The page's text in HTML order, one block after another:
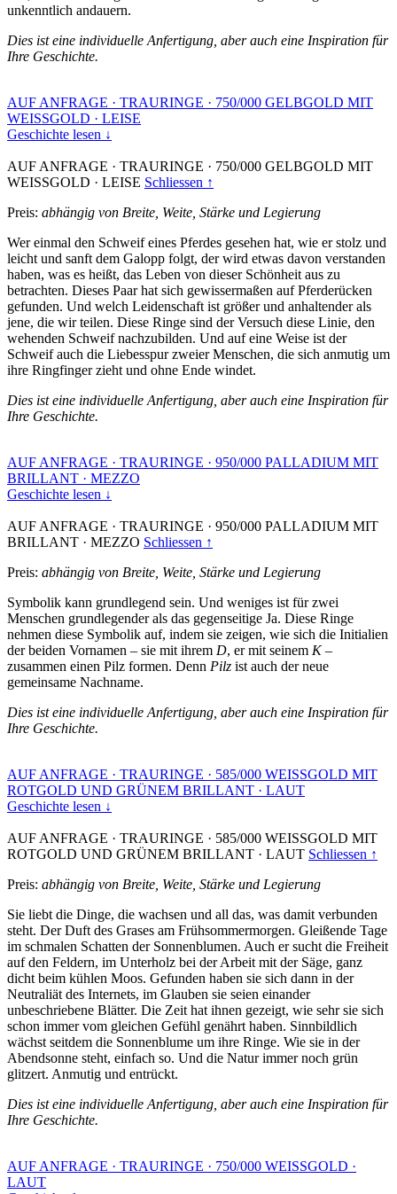
unkenntlich andauern.
Dies ist eine individuelle Anfertigung, aber auch eine Inspiration für
Ihre Geschichte.
AUF ANFRAGE · TRAURINGE · 750/000 GELBGOLD MIT
WEISSGOLD · LEISE
Geschichte lesen ↓
AUF ANFRAGE · TRAURINGE · 750/000 GELBGOLD MIT
WEISSGOLD · LEISE Schliessen ↑
Preis: abhängig von Breite, Weite, Stärke und Legierung
Wer einmal den Schweif eines Pferdes gesehen hat, wie er stolz und
leicht und sanft dem Galopp folgt, der wird etwas davon verstanden
haben, was es heißt, das Leben von dieser Schönheit aus zu
betrachten. Dieses Paar hat sich gewissermaßen auf Pferderücken
gefunden. Und welch Leidenschaft ist größer und anhaltender als
jene, die wir teilen. Diese Ringe sind der Versuch diese Linie, den
wehenden Schweif nachzubilden. Und auf eine Weise ist der
Schweif auch die Liebesspur zweier Menschen, die sich anmutig um
ihre Ringfinger zieht und ohne Ende windet.
Dies ist eine individuelle Anfertigung, aber auch eine Inspiration für
Ihre Geschichte.
AUF ANFRAGE · TRAURINGE · 950/000 PALLADIUM MIT
BRILLANT · MEZZO
Geschichte lesen ↓
AUF ANFRAGE · TRAURINGE · 950/000 PALLADIUM MIT
BRILLANT · MEZZO Schliessen ↑
Preis: abhängig von Breite, Weite, Stärke und Legierung
Symbolik kann grundlegend sein. Und weniges ist für zwei
Menschen grundlegender als das gegenseitige Ja. Diese Ringe
nehmen diese Symbolik auf, indem sie zeigen, wie sich die Initialien
der beiden Vornamen – sie mit ihrem D, er mit seinem K–
zusammen einen Pilz formen. Denn Pilz ist auch der neue
gemeinsame Nachname.
Dies ist eine individuelle Anfertigung, aber auch eine Inspiration für
Ihre Geschichte.
AUF ANFRAGE · TRAURINGE · 585/000 WEISSGOLD MIT
ROTGOLD UND GRÜNEM BRILLANT · LAUT
Geschichte lesen ↓
AUF ANFRAGE · TRAURINGE · 585/000 WEISSGOLD MIT
ROTGOLD UND GRÜNEM BRILLANT · LAUT Schliessen ↑
Preis: abhängig von Breite, Weite, Stärke und Legierung
Sie liebt die Dinge, die wachsen und all das, was damit verbunden
steht. Der Duft des Grases am Frühsommermorgen. Gleißende Tage
im schmalen Schatten der Sonnenblumen. Auch er sucht die Freiheit
auf den Feldern, im Unterholz bei der Arbeit mit der Säge, ganz
dicht beim kühlen Moos. Gefunden haben sie sich dann in der
Neutraliät des Internets, im Glauben sie seien einander
unbeschriebene Blätter. Die Zeit hat ihnen gezeigt, wie sehr sie sich
schon immer vom gleichen Gefühl genährt haben. Sinnbildlich
wächst seitdem die Sonnenblume um ihre Ringe. Wie sie in der
Abendsonne steht, einfach so. Und die Natur immer noch grün
glitzert. Anmutig und entrückt.
Dies ist eine individuelle Anfertigung, aber auch eine Inspiration für
Ihre Geschichte.
AUF ANFRAGE · TRAURINGE · 750/000 WEISSGOLD ·
LAUT